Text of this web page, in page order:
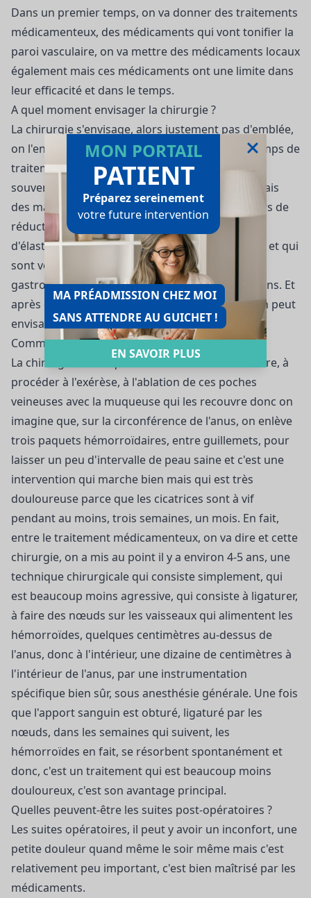
MON PORTAIL
PATIENT
Préparez sereinement
votre future intervention
MA PRÉADMISSION CHEZ MOI
SANS ATTENDRE AU GUICHET !
EN SAVOIR PLUS
Dans un premier temps, on va donner des traitements
médicamenteux, des médicaments qui vont tonifier la
paroi vasculaire, on va mettre des médicaments locaux
également mais ces médicaments ont une limite dans
leur efficacité et dans le temps.
A quel moment envisager la chirurgie ?
La chirurgie s'envisage, alors justement pas d'emblée,
on l'envisage de toute façon après un certain temps de
traitements médicamenteux, mais aussi et assez
souvent, après avoir tenté, pas de la chirurgie mais
des manœuvres de sclérose par injection ou alors de
réduction des hémorroïdes par mise en place
d'élastiques, qui sont des dispositifs spécifiques, et qui
sont volontiers et plutôt faits par les spécialistes
gastro-entérologues plutôt que par les chirurgiens. Et
après quoi, si tout ça ne marche toujours pas, on peut
envisager la chirurgie.
Comment se passe l'intervention ?
La chirurgie historiquement consiste en fait à faire, à
procéder à l'exérèse, à l'ablation de ces poches
veineuses avec la muqueuse qui les recouvre donc on
imagine que, sur la circonférence de l'anus, on enlève
trois paquets hémorroïdaires, entre guillemets, pour
laisser un peu d'intervalle de peau saine et c'est une
intervention qui marche bien mais qui est très
douloureuse parce que les cicatrices sont à vif
pendant au moins, trois semaines, un mois. En fait,
entre le traitement médicamenteux, on va dire et cette
chirurgie, on a mis au point il y a environ 4-5 ans, une
technique chirurgicale qui consiste simplement, qui
est beaucoup moins agressive, qui consiste à ligaturer,
à faire des nœuds sur les vaisseaux qui alimentent les
hémorroïdes, quelques centimètres au-dessus de
l'anus, donc à l'intérieur, une dizaine de centimètres à
l'intérieur de l'anus, par une instrumentation
spécifique bien sûr, sous anesthésie générale. Une fois
que l'apport sanguin est obturé, ligaturé par les
nœuds, dans les semaines qui suivent, les
hémorroïdes en fait, se résorbent spontanément et
donc, c'est un traitement qui est beaucoup moins
douloureux, c'est son avantage principal.
Quelles peuvent-être les suites post-opératoires ?
Les suites opératoires, il peut y avoir un inconfort, une
petite douleur quand même le soir même mais c'est
relativement peu important, c'est bien maîtrisé par les
médicaments.